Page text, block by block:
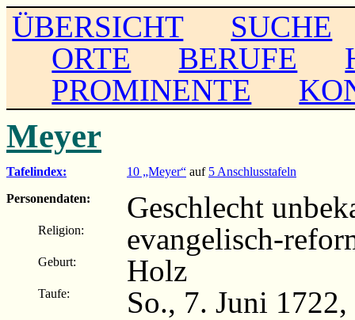
ÜBERSICHT
SUCHE
ORTE
BERUFE
PROMINENTE
Meyer
Tafelindex: 10 „Meyer“ auf 5 Anschlusstafeln
Personendaten:
Geschlecht
Religion: evangelisch-
Geburt: Holz
Taufe: So., 7. Juni